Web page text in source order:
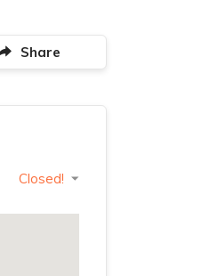
Share
Closed!